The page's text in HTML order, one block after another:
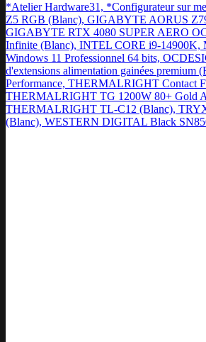
*Atelier Hardware31, *Configurateur sur
Z5 RGB (Blanc), GIGABYTE AORUS
GIGABYTE RTX 4080 SUPER AERO
Infinite (Blanc), INTEL CORE i9-14900K,
Windows 11 Professionnel 64 bits,
d'extensions alimentation gainées premium
Performance, THERMALRIGHT Contact
THERMALRIGHT TG 1200W 80+ Gold
THERMALRIGHT TL-C12 (Blanc),
(Blanc), WESTERN DIGITAL Black